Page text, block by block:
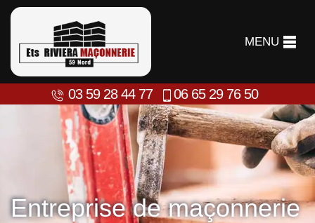
MENU
03 59 28 44 77 06 65 29 76 50
Entreprise de maçonnerie